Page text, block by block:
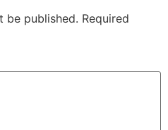
be published. Required